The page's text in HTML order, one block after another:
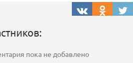
пока не добавлено